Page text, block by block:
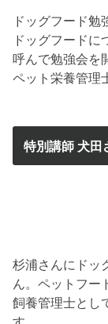
ドッグフード勉
ドッグフードに
呼んで勉強会を
ペット栄養管理
特別講師 犬田
杉浦さんにドッ
ん。ペットフー
飼養管理士とし